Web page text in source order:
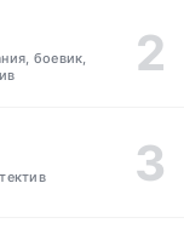
боевик,